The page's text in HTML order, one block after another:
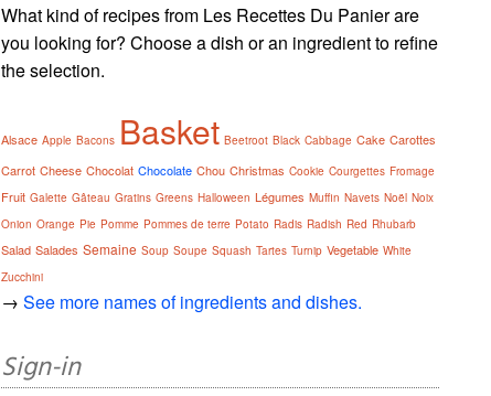
What kind of recipes from Les Recettes Du Panier are
you looking for? Choose a dish or an ingredient to refine
the selection.
Alsace Apple Bacons Basket Beetroot Black Cabbage Cake Carottes
Carrot Cheese Chocolat Chocolate Chou Christmas Cookie Courgettes Fromage
Fruit Galette Gâteau Gratins Greens Halloween Légumes Muffin Navets Noël Noix
Onion Orange Pie Pomme Pommes de terre Potato Radis Radish Red Rhubarb
Salad Salades Semaine Soup Soupe Squash Tartes Turnip Vegetable White
Zucchini
→See more names of ingredients and dishes.
Sign-in